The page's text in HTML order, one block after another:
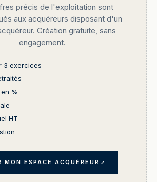
précis de l'exploitation sont
aux acquéreurs disposant d'un
Création gratuite, sans
engagement.
3 exercices
%
HT
MON ESPACE ACQUÉREUR